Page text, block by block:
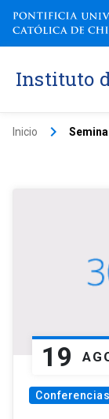
Instituto
Inicio keyboard_arrow_right
19
Conferencias